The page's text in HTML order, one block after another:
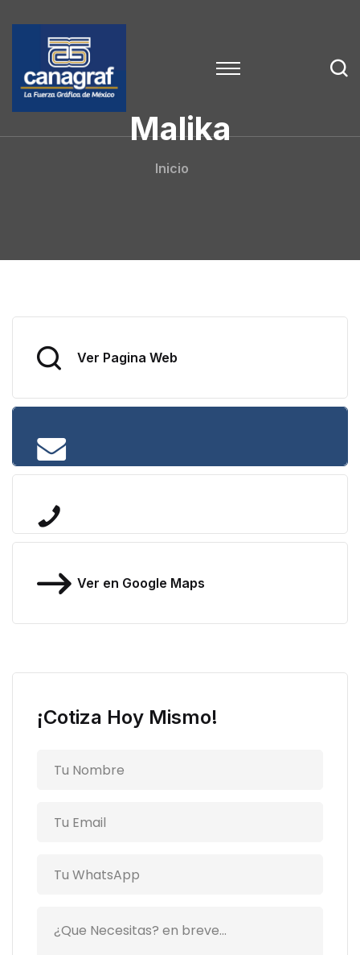
Malika
Inicio
Ver Pagina Web
Ver en Google Maps
¡Cotiza Hoy Mismo!